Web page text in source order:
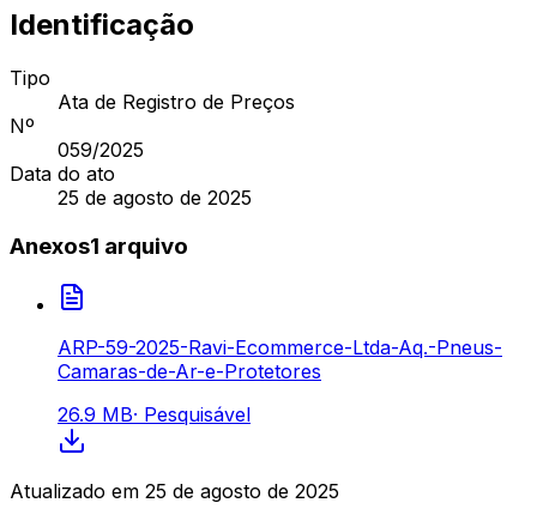
Identificação
Tipo
Ata de Registro de Preços
Nº
059/2025
Data do ato
25 de agosto de 2025
Anexos1 arquivo
ARP-59-2025-Ravi-Ecommerce-Ltda-Aq.-Pneus-
Camaras-de-Ar-e-Protetores
26.9 MB· Pesquisável
Atualizado em 25 de agosto de 2025